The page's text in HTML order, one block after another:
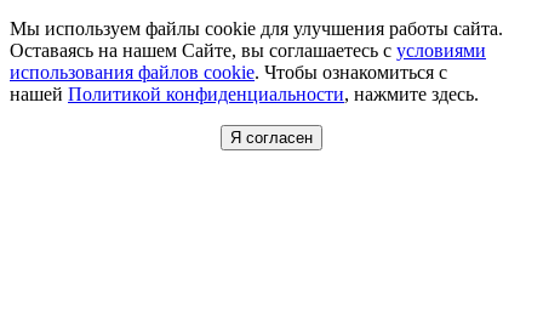
Мы используем файлы cookie для улучшения работы сайта.
Оставаясь на нашем Сайте, вы соглашаетесь с условиями
использования файлов cookie. Чтобы ознакомиться с
нашей Политикой конфиденциальности, нажмите здесь.
Я согласен